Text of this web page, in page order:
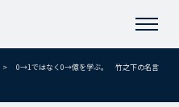
0→1ではなく0→億を学ぶ。 竹之下の名言